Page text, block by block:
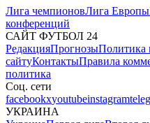
Лига чемпионовЛига Европы
конференций
САЙТ ФУТБОЛ 24
РедакцияПрогнозыПолитика
сайтуКонтактыПравила
политика
Соц. сети
facebookxyoutubeinstagram
УКРАИНА